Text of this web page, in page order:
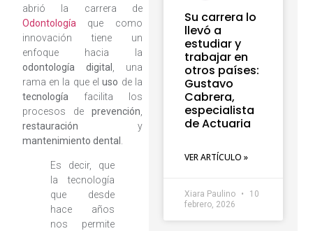
abrió la carrera de
Odontología que como
innovación tiene un
enfoque hacia la
odontología digital
, una
rama en la que eluso de la
tecnología facilita los
procesos de prevención
restauración y
mantenimiento dental
Es decir, que
la tecnología
que desde
hace años
nos permite
Su carrera lo
llevó a
estudiar y
trabajar en
otros países:
Gustavo
Cabrera,
especialista
de Actuaria
VER ARTÍCULO »
Xiara Paulino
10
febrero, 2026